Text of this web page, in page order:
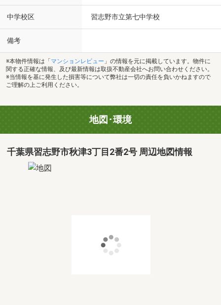
中学校区 習志野市立第七中学校
備考
※本物件情報は「 マンションレビュー 」の情報を元に掲載しています。物件に
関する正確な情報、及び最新情報は取扱不動産会社へお問い合わせください。
※当情報を基に発生した損害等について弊社は一切の責任を負いかねますので
ご理解の上ご利用ください。
地図･環境
千葉県習志野市秋津3丁目2番2号 周辺地図情報